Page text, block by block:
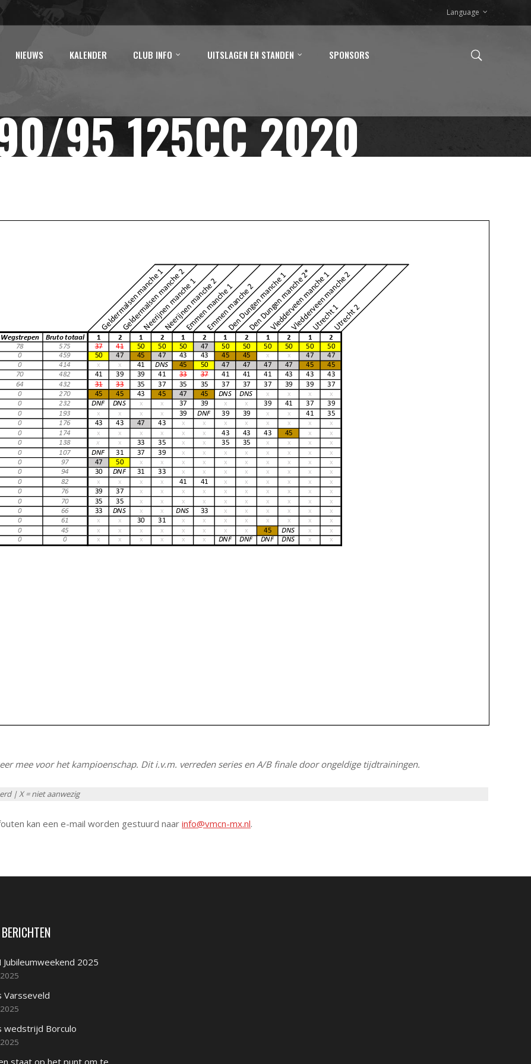
Language
NIEUWS KALENDER CLUB INFO UITSLAGEN EN STANDEN SPONSORS
95 125CC 2020
mee voor het kampioenschap. Dit i.v.m. verreden series en A/B finale door ongeldige tijdtrainingen.
| X = niet aanwezig
kan een e-mail worden gestuurd naar info@vmcn-mx.nl.
Jubileumweekend 2025
Varsseveld
wedstrijd Borculo
staat op het punt om te